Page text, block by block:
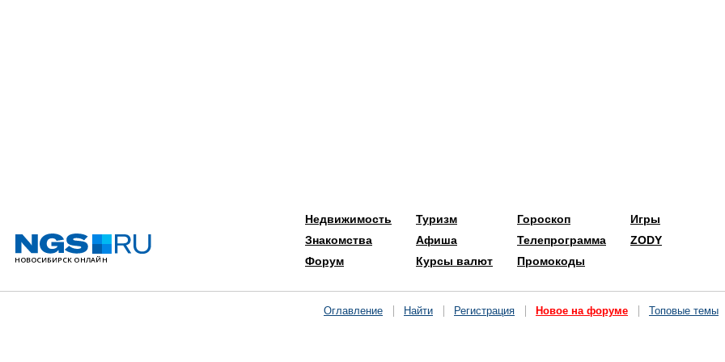
Недвижимость
Знакомства
Форум
Туризм
Афиша
Курсы валют
Гороскоп
Телепрограмма
Промокоды
Игры
ZODY
Оглавление Найти Регистрация Новое на форуме Топовые темы